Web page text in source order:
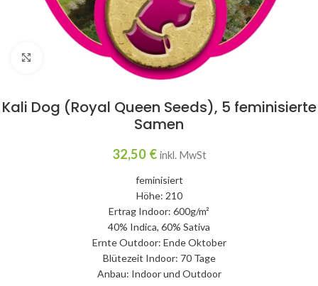
Click to enlarge
Kali Dog (Royal Queen Seeds), 5 feminisierte
Samen
32,50 € inkl. MwSt
feminisiert
Höhe: 210
Ertrag Indoor: 600g/m²
40% Indica, 60% Sativa
Ernte Outdoor: Ende Oktober
Blütezeit Indoor: 70 Tage
Anbau: Indoor und Outdoor